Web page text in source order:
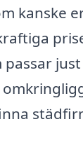
kanske